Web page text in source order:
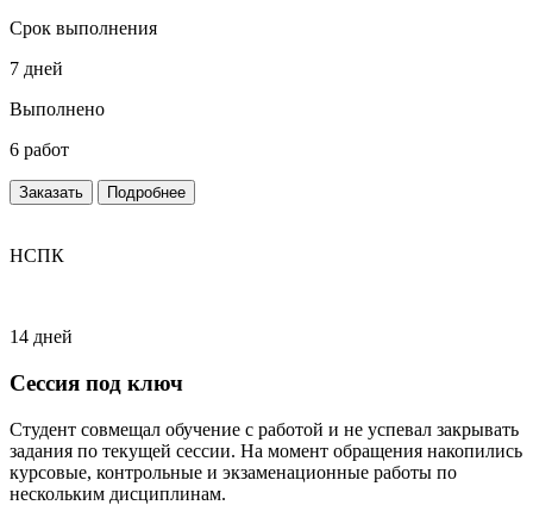
Срок выполнения
7 дней
Выполнено
6 работ
Заказать Подробнее
НСПК
14 дней
Сессия под ключ
Студент совмещал обучение с работой и не успевал закрывать
задания по текущей сессии. На момент обращения накопились
курсовые, контрольные и экзаменационные работы по
нескольким дисциплинам.